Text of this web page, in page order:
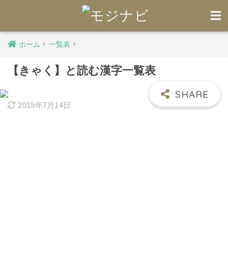
ホーム 一覧表
【きゃく】と読む漢字一覧表
2019年7月14日